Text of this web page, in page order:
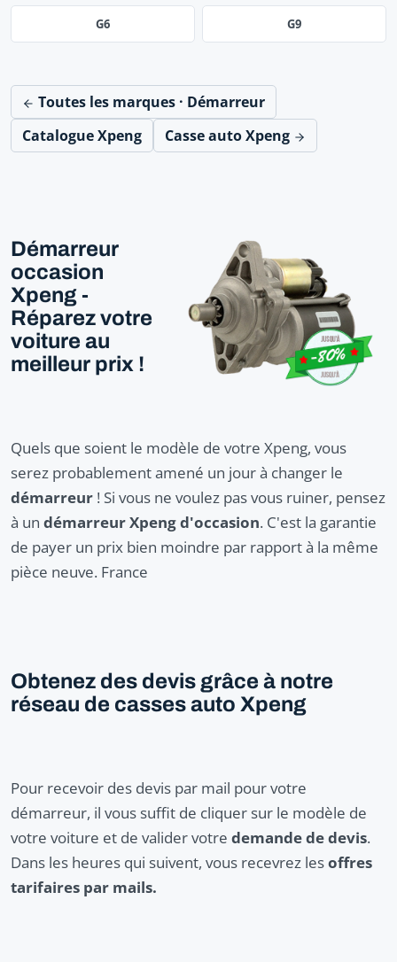
G6 G9
Toutes les marques · Démarreur
Catalogue Xpeng
Casse auto Xpeng
Démarreur
occasion
Xpeng -
Réparez votre
voiture au
meilleur prix !
Quels que soient le modèle de votre Xpeng, vous
serez probablement amené un jour à changer le
démarreur ! Si vous ne voulez pas vous ruiner, pensez
à un démarreur Xpeng d'occasion. C'est la garantie
de payer un prix bien moindre par rapport à la même
pièce neuve. France
Obtenez des devis grâce à notre
réseau de casses auto Xpeng
Pour recevoir des devis par mail pour votre
démarreur, il vous suffit de cliquer sur le modèle de
votre voiture et de valider votre demande de devis.
Dans les heures qui suivent, vous recevrez lesoffres
tarifaires par mails.